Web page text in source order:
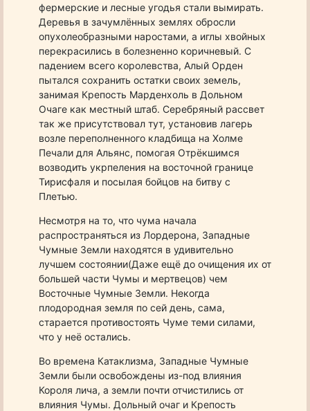
фермерские и лесные угодья стали вымирать.
Деревья в зачумлённых землях обросли
опухолеобразными наростами, а иглы хвойных
перекрасились в болезненно коричневый. С
падением всего королевства, Алый Орден
пытался сохранить остатки своих земель,
занимая Крепость Марденхоль в Дольном
Очаге как местный штаб. Серебряный рассвет
так же присутствовал тут, установив лагерь
возле переполненного кладбища на Холме
Печали для Альянс, помогая Отрёкшимся
возводить укрпеления на восточной границе
Тирисфаля и посылая бойцов на битву с
Плетью.
Несмотря на то, что чума начала
распространяться из Лордерона, Западные
Чумные Земли находятся в удивительно
лучшем состоянии(Даже ещё до очищения их от
большей части Чумы и мертвецов) чем
Восточные Чумные Земли. Некогда
плодородная земля по сей день, сама,
старается противостоять Чуме теми силами,
что у неё остались.
Во времена Катаклизма, Западные Чумные
Земли были освобождены из-под влияния
Короля лича, а земли почти отчистились от
влияния Чумы. Дольный очаг и Крепость